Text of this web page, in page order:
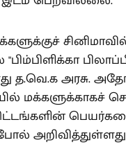
த.வெ.க அரசு.
மக்களுக்காகச்
போல்